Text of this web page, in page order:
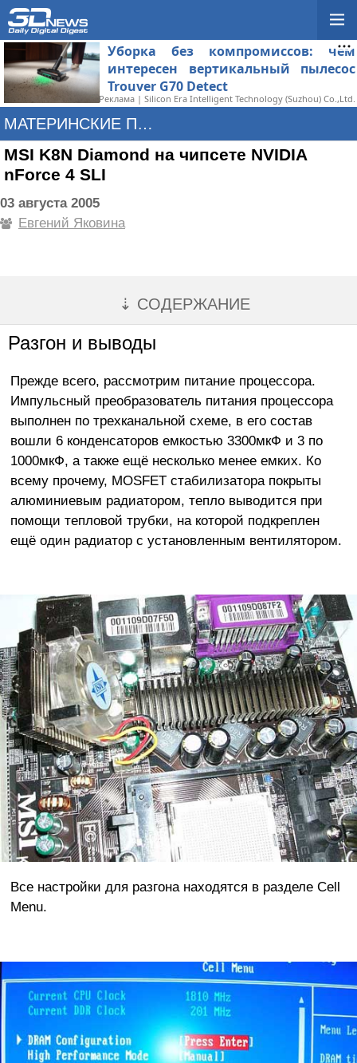
Уборка без компромиссов: чем
интересен вертикальный пылесос
Trouver G70 Detect
Реклама | Silicon Era Intelligent Technology (Suzhou) Co.,Ltd.
МАТЕРИНСКИЕ ПЛАТЫ
MSI K8N Diamond на чипсете NVIDIA
nForce 4 SLI
03 августа 2005
Евгений Яковина
⇣ СОДЕРЖАНИЕ
Разгон и выводы
Прежде всего, рассмотрим питание процессора.
Импульсный преобразователь питания процессора
выполнен по трехканальной схеме, в его состав
вошли 6 конденсаторов емкостью 3300мкФ и 3 по
1000мкФ, а также ещё несколько менее емких. Ко
всему прочему, MOSFET стабилизатора покрыты
алюминиевым радиатором, тепло выводится при
помощи тепловой трубки, на которой подкреплен
ещё один радиатор с установленным вентилятором.
Все настройки для разгона находятся в разделе Cell
Menu.